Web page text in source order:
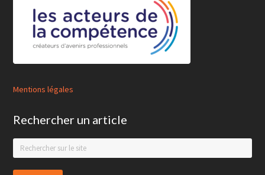
Mentions légales
Rechercher un article
Search
this